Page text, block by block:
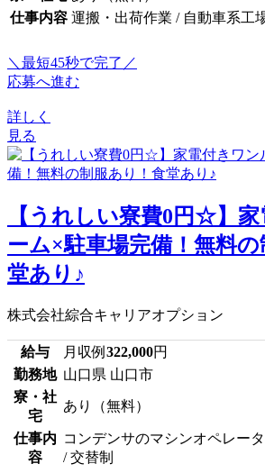
仕事内容 運搬・出荷作業 / 自動車系工
＼最短45秒で完了／
応募へ進む
詳しく
見る
【うれしい寮費0円☆】
ーム×駐車場完備！無料
堂あり♪
株式会社綜合キャリアオプション
給与 月収例 322,000円
勤務地 山口県 山口市
寮・社
宅
あり（無料）
仕事内
容
コンデンサのマシンオペレー
/ 交替制